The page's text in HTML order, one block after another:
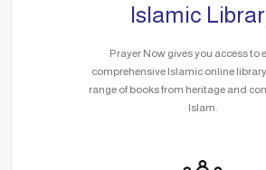
Islamic
Prayer Now gives you access to
comprehensive Islamic online
range of books from heritage and
Islam.